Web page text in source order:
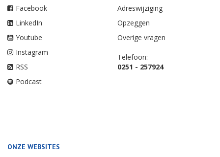
Facebook
LinkedIn
Youtube
Instagram
RSS
Podcast
Adreswijziging
Opzeggen
Overige vragen
Telefoon:
0251 - 257924
ONZE WEBSITES